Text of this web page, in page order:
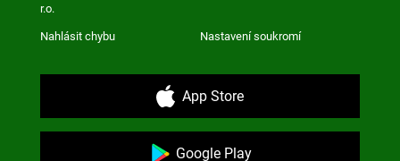
r.o.
Nahlásit chybu Nastavení soukromí
App Store
Google Play